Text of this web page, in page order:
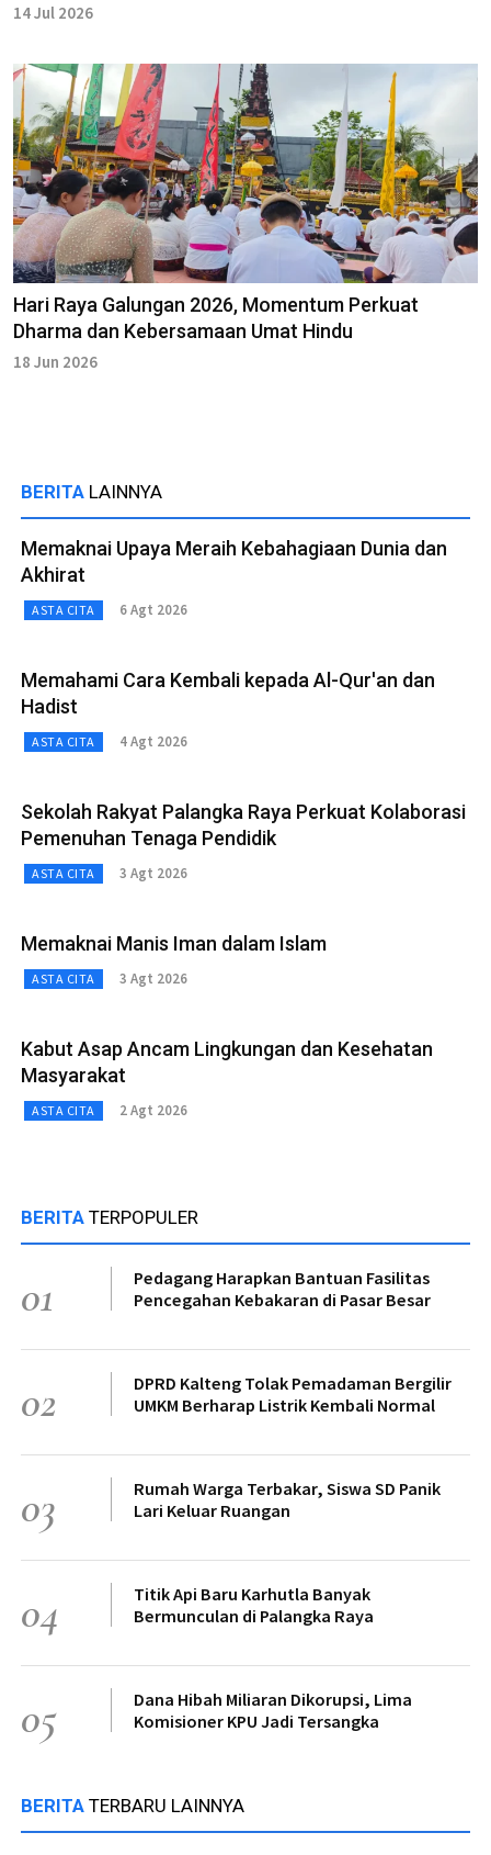
14 Jul 2026
Hari Raya Galungan 2026, Momentum Perkuat
Dharma dan Kebersamaan Umat Hindu
18 Jun 2026
BERITA LAINNYA
Memaknai Upaya Meraih Kebahagiaan Dunia dan
Akhirat
ASTA CITA 6 Agt 2026
Memahami Cara Kembali kepada Al-Qur'an dan
Hadist
ASTA CITA 4 Agt 2026
Sekolah Rakyat Palangka Raya Perkuat Kolaborasi
Pemenuhan Tenaga Pendidik
ASTA CITA 3 Agt 2026
Memaknai Manis Iman dalam Islam
ASTA CITA 3 Agt 2026
Kabut Asap Ancam Lingkungan dan Kesehatan
Masyarakat
ASTA CITA 2 Agt 2026
BERITA TERPOPULER
01
Pedagang Harapkan Bantuan Fasilitas
Pencegahan Kebakaran di Pasar Besar
02
DPRD Kalteng Tolak Pemadaman Bergilir
UMKM Berharap Listrik Kembali Normal
03
Rumah Warga Terbakar, Siswa SD Panik
Lari Keluar Ruangan
04
Titik Api Baru Karhutla Banyak
Bermunculan di Palangka Raya
05
Dana Hibah Miliaran Dikorupsi, Lima
Komisioner KPU Jadi Tersangka
BERITA TERBARU LAINNYA